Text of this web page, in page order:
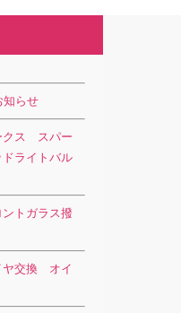
知らせ
クス スパー
ライトバル
トガラス撥
交換 オイ